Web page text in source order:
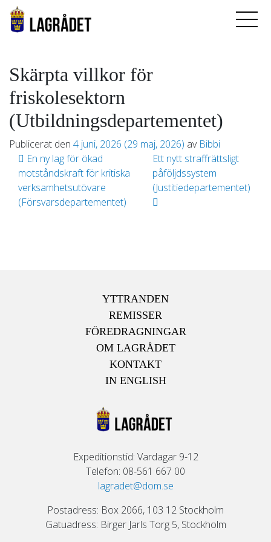
Skärpta villkor för
friskolesektorn
(Utbildningsdepartementet)
Publicerat den 4 juni, 2026 (29 maj, 2026) av Bibbi
Inläggsnavigering
En ny lag för ökad
motståndskraft för kritiska
verksamhetsutövare
(Försvarsdepartementet)
Ett nytt straffrättsligt
påföljdssystem
(Justitiedepartementet)
YTTRANDEN
REMISSER
FÖREDRAGNINGAR
OM LAGRÅDET
KONTAKT
IN ENGLISH
Expeditionstid: Vardagar 9-12
Telefon: 08-561 667 00
lagradet@dom.se
Postadress: Box 2066, 103 12 Stockholm
Gatuadress: Birger Jarls Torg 5, Stockholm